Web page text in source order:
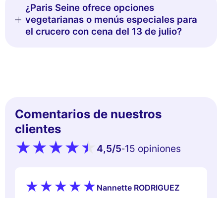
¿Paris Seine ofrece opciones
vegetarianas o menús especiales para
el crucero con cena del 13 de julio?
Comentarios de nuestros
clientes
4,5/5-15 opiniones
Nannette RODRIGUEZ